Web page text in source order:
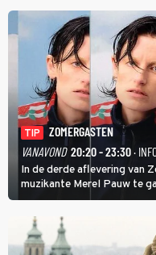
TIP
ZOMERGASTEN
VANAVOND 20:20 - 23:30·
In de derde aflevering van
muzikante Merel Pauw te
boeiende avond beloven:
identiteit: grenzeloos,